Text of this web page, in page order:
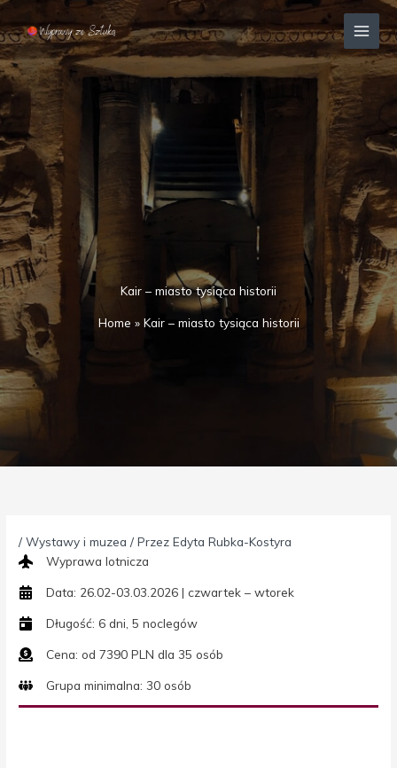
do
treści
Kair – miasto tysiąca historii
Home » Kair – miasto tysiąca historii
/Wystawy i muzea / PrzezEdyta Rubka-Kostyra
Wyprawa lotnicza
Data: 26.02-03.03.2026 | czwartek – wtorek
Długość: 6 dni, 5 noclegów
Cena: od 7390 PLN dla 35 osób
Grupa minimalna: 30 osób